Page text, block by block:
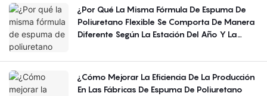
¿Por Qué La Misma Fórmula De Espuma De
Poliuretano Flexible Se Comporta De Manera
Diferente Según La Estación Del Año Y La
¿Cómo Mejorar La Eficiencia De La Producción
En Las Fábricas De Espuma De Poliuretano